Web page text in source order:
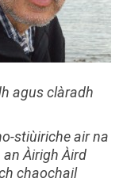
agus clàradh
stiùiriche air na
Àirigh Àird
chaochail